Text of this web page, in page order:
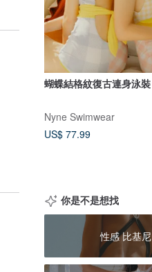
蝴蝶結格紋復古連身泳裝
Nyne Swimwear
US$ 77.99
你是不是想找
性感 比基尼